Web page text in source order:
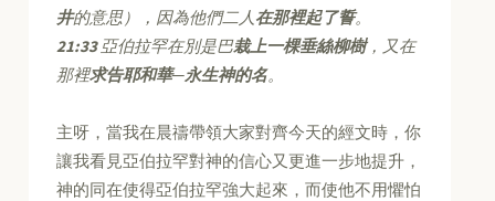
井的意思），因為他們二人在那裡起了誓。
21:33亞伯拉罕在別是巴栽上一棵垂絲柳樹，又在
那裡求告耶和華─永生神的名。
主呀，當我在晨禱帶領大家對齊今天的經文時，你
讓我看見亞伯拉罕對神的信心又更進一步地提升，
神的同在使得亞伯拉罕強大起來，而使他不用懼怕